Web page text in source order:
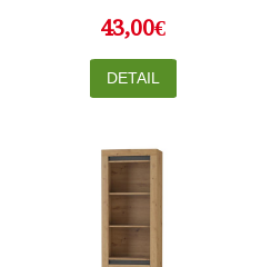
43,00€
DETAIL